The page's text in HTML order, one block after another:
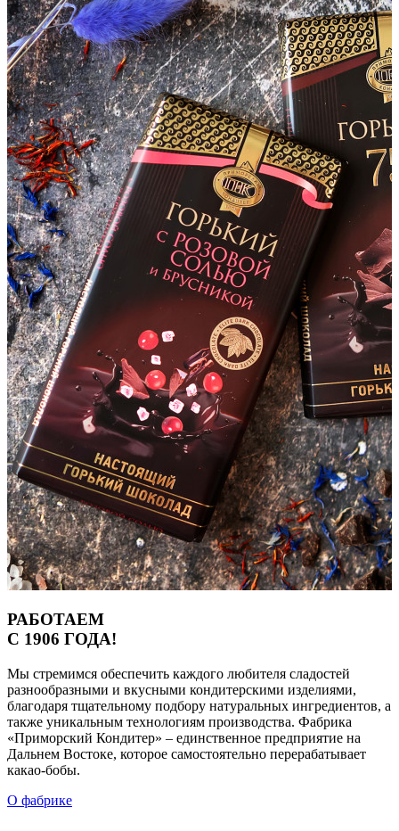
РАБОТАЕМ
С 1906 ГОДА!
Мы стремимся обеспечить каждого любителя сладостей
разнообразными и вкусными кондитерскими изделиями,
благодаря тщательному подбору натуральных ингредиентов, а
также уникальным технологиям производства. Фабрика
«Приморский Кондитер» – единственное предприятие на
Дальнем Востоке, которое самостоятельно перерабатывает
какао-бобы.
О фабрике